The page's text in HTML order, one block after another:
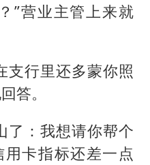
”营业主管上来就
支行里还多蒙你照
答。
了：我想请你帮个
卡指标还差一点